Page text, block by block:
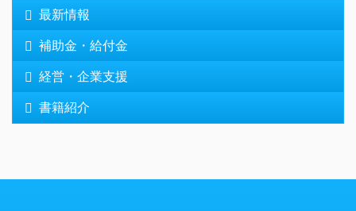
最新情報
補助金・給付金
経営・企業支援
書籍紹介